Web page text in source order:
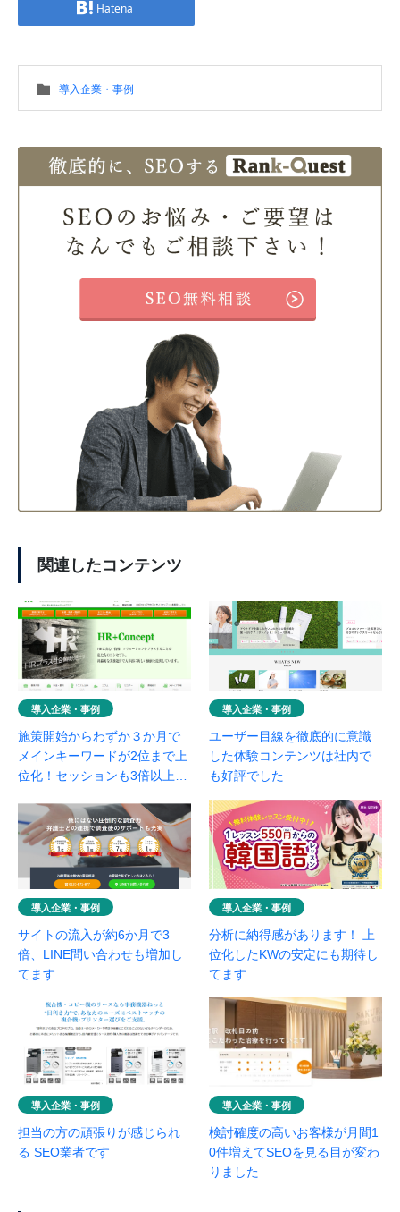
Hatena
導入企業・事例
関連したコンテンツ
導入企業・事例
施策開始からわずか３か月で
メインキーワードが2位まで上
位化！セッションも3倍以上増
導入企業・事例
ユーザー目線を徹底的に意識
した体験コンテンツは社内で
も好評でした
導入企業・事例
サイトの流入が約6か月で3
倍、LINE問い合わせも増加し
てます
導入企業・事例
分析に納得感があります！ 上
位化したKWの安定にも期待し
てます
導入企業・事例
担当の方の頑張りが感じられ
る SEO業者です
導入企業・事例
検討確度の高いお客様が月間1
0件増えてSEOを見る目が変わ
りました